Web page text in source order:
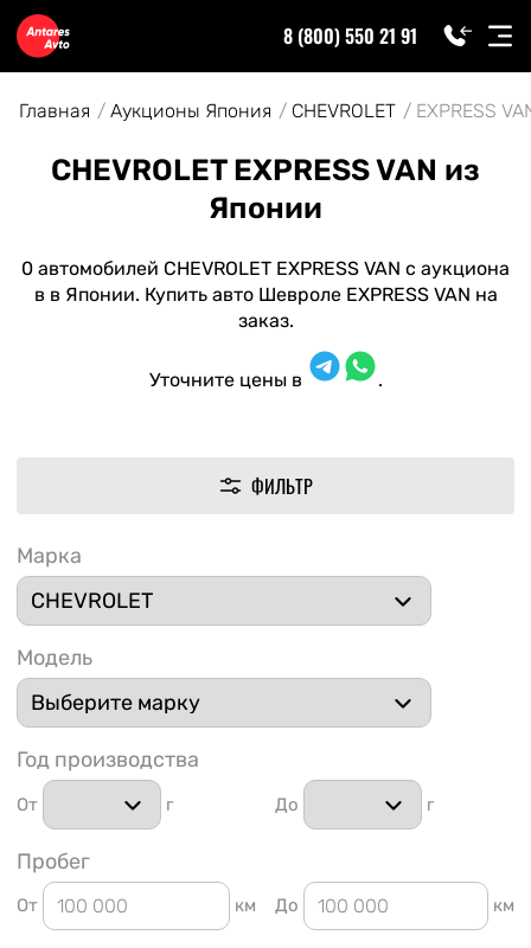
91
8 (800) 550 21 91
Главная Аукционы Япония CHEVROLET EXPRESS
CHEVROLET EXPRESS VAN из
Японии
0 автомобилей CHEVROLET EXPRESS VAN с аукциона
в в Японии. Купить авто Шевроле EXPRESS VAN на
заказ.
Уточните цены в .
ФИЛЬТР
Марка
Модель
Год производства
От г До г
Пробег
От км До км